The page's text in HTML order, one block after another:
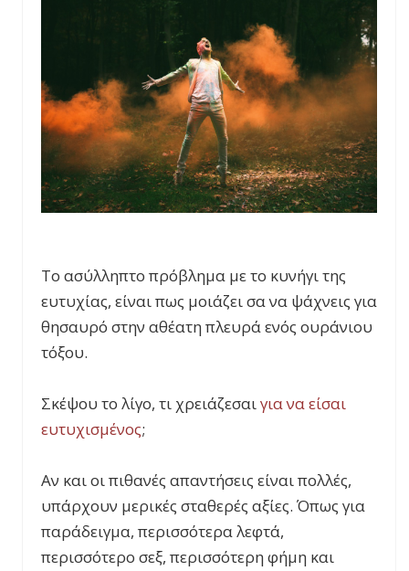
Το ασύλληπτο πρόβλημα με το κυνήγι της
ευτυχίας, είναι πως μοιάζει σα να ψάχνεις για
θησαυρό στην αθέατη πλευρά ενός ουράνιου
τόξου.
Σκέψου το λίγο, τι χρειάζεσαιγια να είσαι
ευτυχισμένος;
Αν και οι πιθανές απαντήσεις είναι πολλές,
υπάρχουν μερικές σταθερές αξίες. Όπως για
παράδειγμα, περισσότερα λεφτά,
περισσότερο σεξ, περισσότερη φήμη και